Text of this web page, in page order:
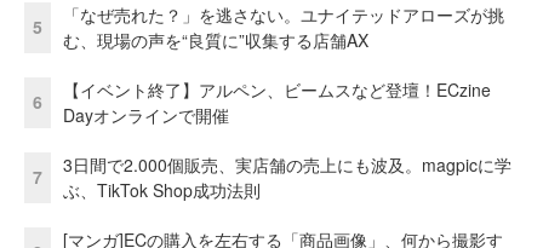
5
「なぜ売れた？」を逃さない。ユナイテッドアローズが挑
む、現場の声を“良質に”収集する店舗AX
6
【イベント終了】アルペン、ビームスなど登壇！ECzine
Dayオンラインで開催
7
3日間で2.000個販売、実店舗の売上にも波及。magpicに学
ぶ、TikTok Shop成功法則
[マンガ]ECの購入を左右する「商品画像」、何から撮影す